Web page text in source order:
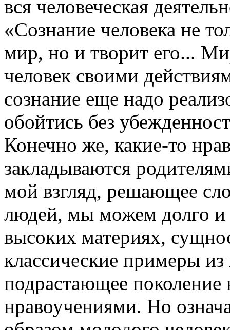
вся человеческая
«Сознание человека не
мир, но и творит его...
человек своими
сознание еще надо
обойтись без
Конечно же, какие-то
закладываются
мой взгляд, решающее
людей, мы можем долго и
высоких материях,
классические примеры
подрастающее поколение
нравоучениями. Но